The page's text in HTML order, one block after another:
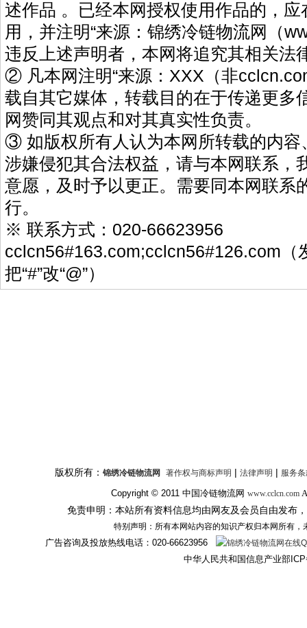
述作品 。已经本网授权使用作品的，应
用，并注明“来源：锦绣冷链物流网（
违反上述声明者，本网将追究其相关法
② 凡本网注明“来源：XXX（非
载自其它媒体，转载目的在于传递更多
网赞同其观点和对其真实性负责。
③ 如版权所有人认为本网所转载的内容
涉嫌侵犯其合法权益，请与本网联系，
意愿，及时予以更正。需要同本网联系
行。
※ 联系方式：020-66623956
cclcn56#163.com;cclcn56#126.com（
把“#”改“@”）
版权所有： 锦绣冷链物流网 著作权与商标声明 | 法律声明 | 服务条
Copyright © 2011 中国冷链物流网 www.cclcn.com
免责申明：本站所有资料信息均由网友及会员自由发布
特别声明：所有本网站内容的知识产权归本网所有
广告咨询及投放热线电话： 020-66623956
中华人民共和国信息产业部